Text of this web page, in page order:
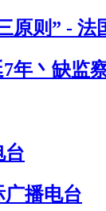
原则” - 法
年丶缺监
台
播电台